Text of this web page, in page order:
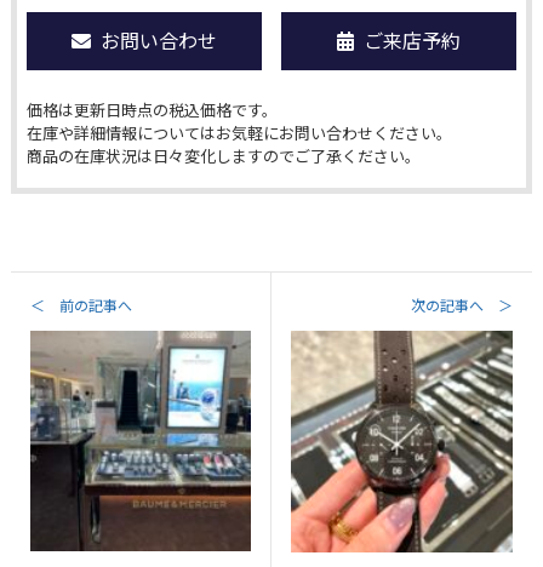
お問い合わせ ご来店予約
価格は更新日時点の税込価格です。
在庫や詳細情報についてはお気軽にお問い合わせください。
商品の在庫状況は日々変化しますのでご了承ください。
＜ 前の記事へ 次の記事へ ＞